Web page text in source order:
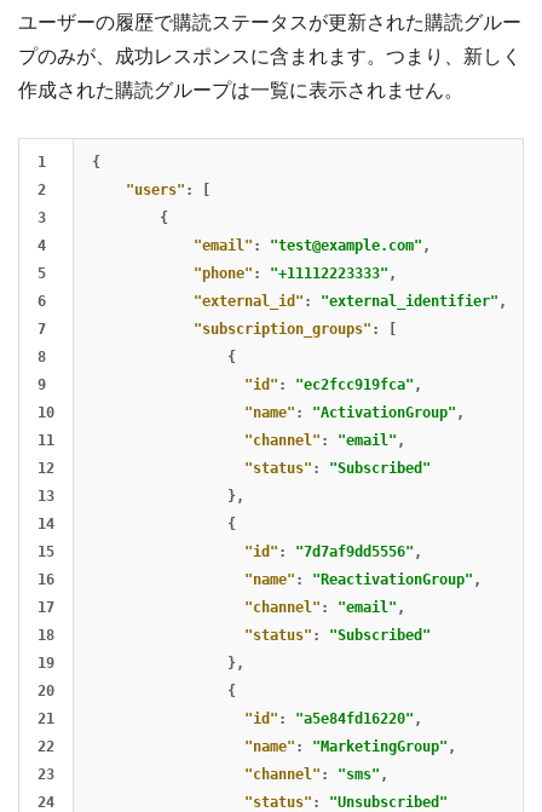
ユーザーの履歴で購読ステータスが更新された購読グルー
プのみが、成功レスポンスに含まれます。つまり、新しく
作成された購読グループは一覧に表示されません。
1
2
3
4
5
6
7
8
9
10
11
12
13
14
15
16
17
18
19
20
21
22
23
24
{
"users" :
[
{
"email" : "test@example.com" ,
"phone" : "+11112223333" ,
"external_id" : "external_identifier" ,
"subscription_groups" :
[
{
"id" : "ec2fcc919fca" ,
"name" : "ActivationGroup" ,
"channel" : "email" ,
"status" :
"Subscribed"
},
{
"id" : "7d7af9dd5556" ,
"name" : "ReactivationGroup" ,
"channel" : "email" ,
"status" :
"Subscribed"
},
{
"id" : "a5e84fd16220" ,
"name" : "MarketingGroup" ,
"channel" : "sms" ,
"status" :
"Unsubscribed"